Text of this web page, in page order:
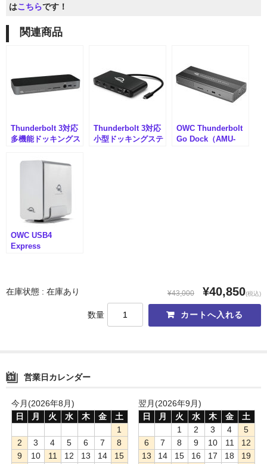
ドッキングステーション
ネットワークアダプタ
デスクトップドライブケース
メモリーカード
メモリーカードリーダー
ラックマウント
ワイヤレスHDMIエクステンダー
HDMI伝送機
Lin4neuro搭載
CFast
Ethernet
FireWire
はこちらです！
関連商品
Thunderbolt 3対応
多機能ドッキングス
Thunderbolt 3
Thunderbolt 3対応
小型ドッキングステ
OWC Thunderbolt
Go Dock（AMU-
OWC USB4
Express
在庫状態 : 在庫あり ¥43,000 ¥40,850(税込)
数量
営業日カレンダー
今月(2026年8月)
日
月 火 水 木 金
土
1
2
3 4 5 6 7
8
9
10 11 12 13 14
15
翌月(2026年9月)
日
月 火 水 木 金
土
1
2 3 4
5
6
7 8 9 10 11
12
13
14 15 16 17 18
19